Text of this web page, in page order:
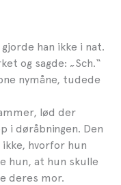
han ikke i nat.
og sagde: „Sch.“
nymåne, tudede
lød der
i døråbningen. Den
hvorfor hun
hun, at hun skulle
deres mor.